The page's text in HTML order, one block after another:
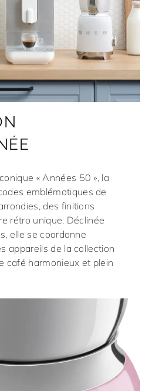
« Années 50 », la
emblématiques de
des finitions
rétro unique. Déclinée
elle se coordonne
appareils de la collection
café harmonieux et plein